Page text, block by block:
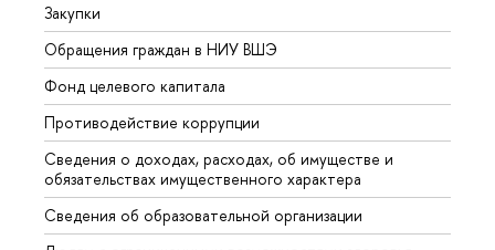
Закупки
Обращения граждан в НИУ ВШЭ
Фонд целевого капитала
Противодействие коррупции
Сведения о доходах, расходах, об имуществе и
обязательствах имущественного характера
Сведения об образовательной организации